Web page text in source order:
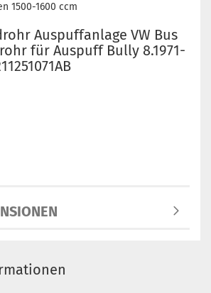
1500-1600 ccm
Auspuffanlage VW Bus
für Auspuff Bully 8.1971-